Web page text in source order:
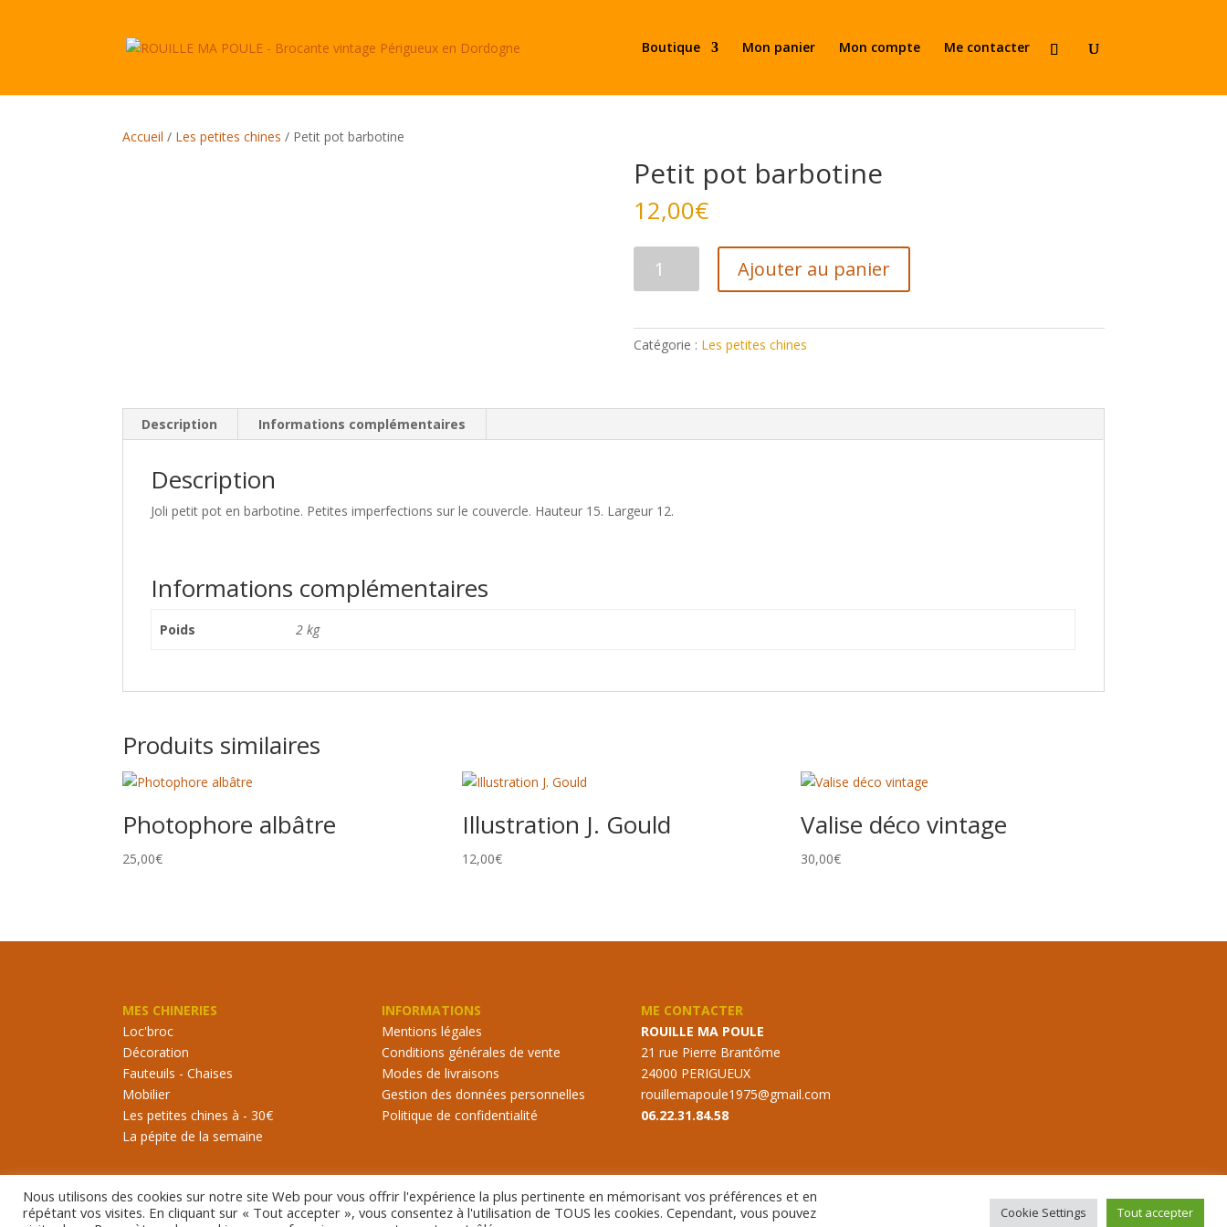
Boutique Mon panier Mon compte Me contacter
Accueil / Les petites chines / Petit pot barbotine
Petit pot barbotine
12,00€
barbotine
Ajouter au panier
Catégorie : Les petites chines
Description Informations complémentaires
Description
Joli petit pot en barbotine. Petites imperfections sur le couvercle. Hauteur 15. Largeur 12.
Informations complémentaires
Poids 2 kg
Produits similaires
Photophore albâtre
25,00€
Illustration J. Gould
12,00€
Valise déco vintage
30,00€
MES CHINERIES
Loc'broc
Décoration
Fauteuils - Chaises
Mobilier
Les petites chines à - 30€
La pépite de la semaine
INFORMATIONS
Mentions légales
Conditions générales de vente
Modes de livraisons
Gestion des données personnelles
Politique de confidentialité
ME CONTACTER
ROUILLE MA POULE
21 rue Pierre Brantôme
24000 PERIGUEUX
rouillemapoule1975@gmail.com
06.22.31.84.58
Nous utilisons des cookies sur notre site Web pour vous offrir l'expérience la plus pertinente en mémorisant vos préférences et en
répétant vos visites. En cliquant sur « Tout accepter », vous consentez à l'utilisation de TOUS les cookies. Cependant, vous pouvez
Cookie Settings Tout accepter